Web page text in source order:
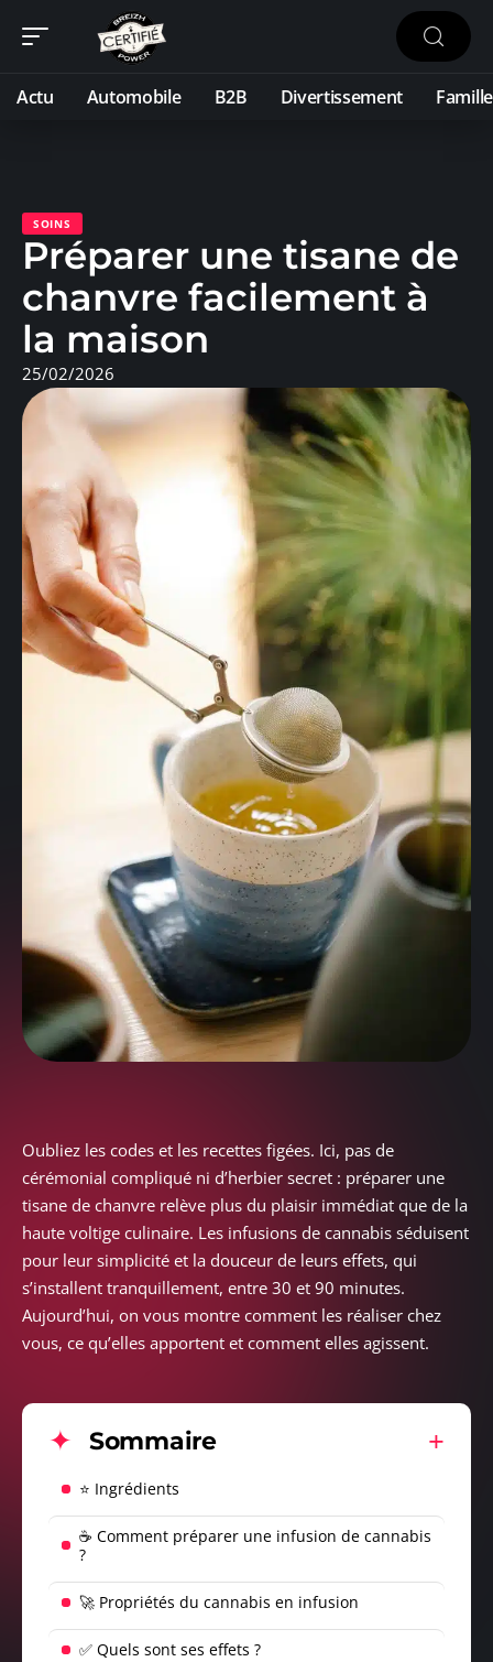
Actu Automobile B2B Divertissement Famille
SOINS
Préparer une tisane de
chanvre facilement à
la maison
25/02/2026
Oubliez les codes et les recettes figées. Ici, pas de
cérémonial compliqué ni d’herbier secret : préparer une
tisane de chanvre relève plus du plaisir immédiat que de la
haute voltige culinaire. Les infusions de cannabis séduisent
pour leur simplicité et la douceur de leurs effets, qui
s’installent tranquillement, entre 30 et 90 minutes.
Aujourd’hui, on vous montre comment les réaliser chez
vous, ce qu’elles apportent et comment elles agissent.
Sommaire
⭐ Ingrédients
☕ Comment préparer une infusion de cannabis
?
🚀 Propriétés du cannabis en infusion
✅ Quels sont ses effets ?